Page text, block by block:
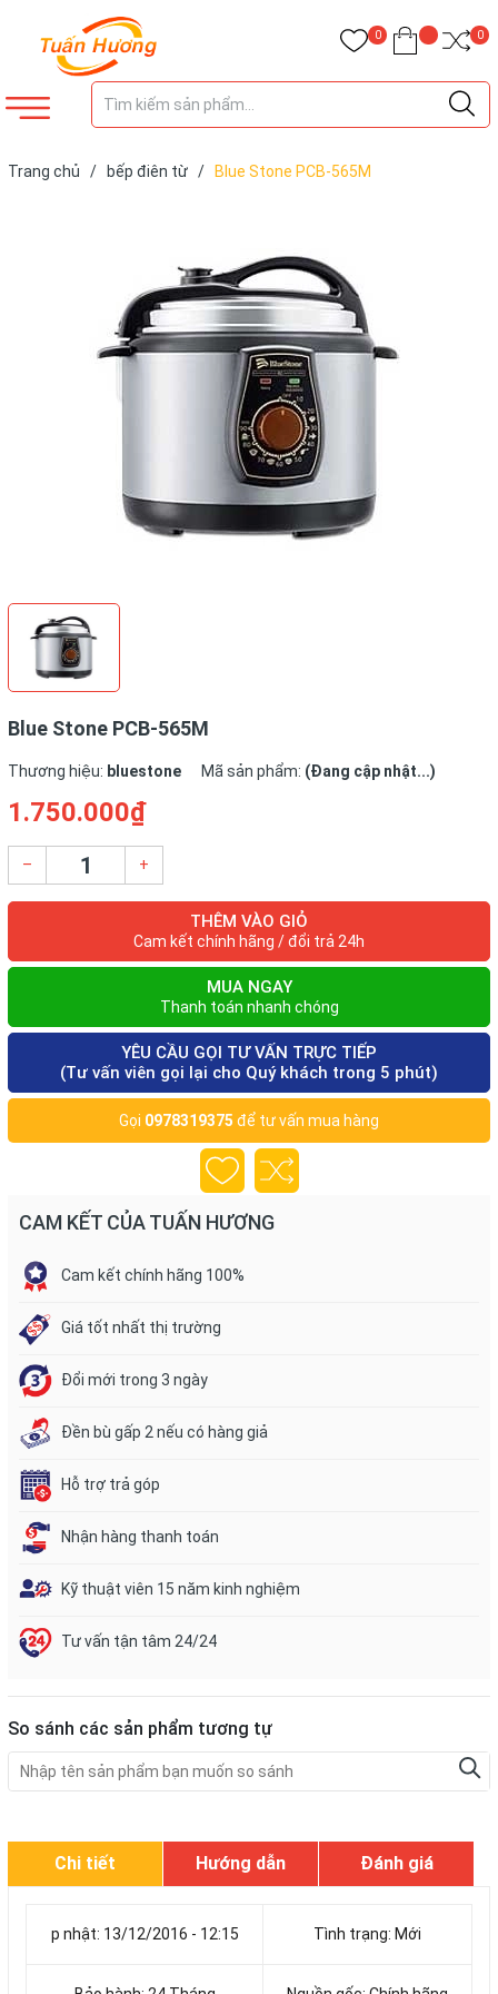
0 0
Trang chủ / bếp điên từ / Blue Stone PCB-565M
Blue Stone PCB-565M
Thương hiệu: bluestone Mã sản phẩm: (Đang cập nhật...)
1.750.000₫
– +
THÊM VÀO GIỎ
Cam kết chính hãng / đổi trả 24h
MUA NGAY
Thanh toán nhanh chóng
YÊU CẦU GỌI TƯ VẤN TRỰC TIẾP
(Tư vấn viên gọi lại cho Quý khách trong 5 phút)
Gọi 0978319375 để tư vấn mua hàng
CAM KẾT CỦA TUẤN HƯƠNG
Cam kết chính hãng 100%
Giá tốt nhất thị trường
Đổi mới trong 3 ngày
Đền bù gấp 2 nếu có hàng giả
Hỗ trợ trả góp
Nhận hàng thanh toán
Kỹ thuật viên 15 năm kinh nghiệm
Tư vấn tận tâm 24/24
So sánh các sản phẩm tương tự
Chi tiết Hướng dẫn Đánh giá
p nhật: 13/12/2016 - 12:15 Tình trạng: Mới